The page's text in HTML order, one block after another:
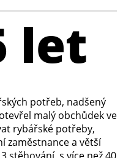
let
potřeb, nadšený
malý obchůdek ve
rybářské potřeby,
zaměstnance a větší